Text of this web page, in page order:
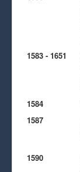
1583 - 1651
1584
1587
1590